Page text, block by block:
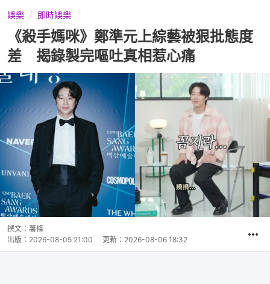
娛樂 即時娛樂
《殺手媽咪》鄭準元上綜藝被狠批態度
差 揭錄製完嘔吐真相惹心痛
撰文： 薯條
出版： 2026-08-05 21:00 更新： 2026-08-06 18:32